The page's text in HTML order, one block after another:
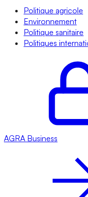
Politique agricole
Environnement
Politique sanitaire
Politiques
AGRA Business